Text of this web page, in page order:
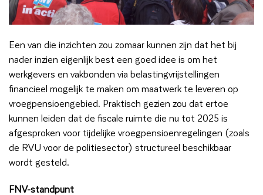
Een van die inzichten zou zomaar kunnen zijn dat het bij
nader inzien eigenlijk best een goed idee is om het
werkgevers en vakbonden via belastingvrijstellingen
financieel mogelijk te maken om maatwerk te leveren op
vroegpensioengebied. Praktisch gezien zou dat ertoe
kunnen leiden dat de fiscale ruimte die nu tot 2025 is
afgesproken voor tijdelijke vroegpensioenregelingen (zoals
de RVU voor de politiesector) structureel beschikbaar
wordt gesteld.
FNV-standpunt